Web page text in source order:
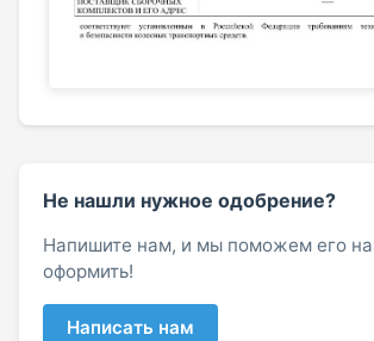
Не нашли нужное одобрение?
Напишите нам, и мы поможем его
оформить!
Написать нам